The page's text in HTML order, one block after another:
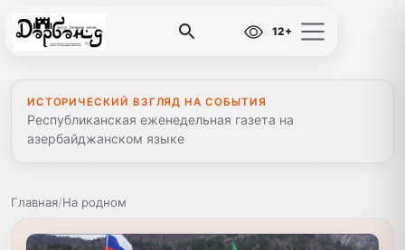
12+
ИСТОРИЧЕСКИЙ ВЗГЛЯД НА СОБЫТИЯ
Республиканская еженедельная газета на
азербайджанском языке
Главная/На родном